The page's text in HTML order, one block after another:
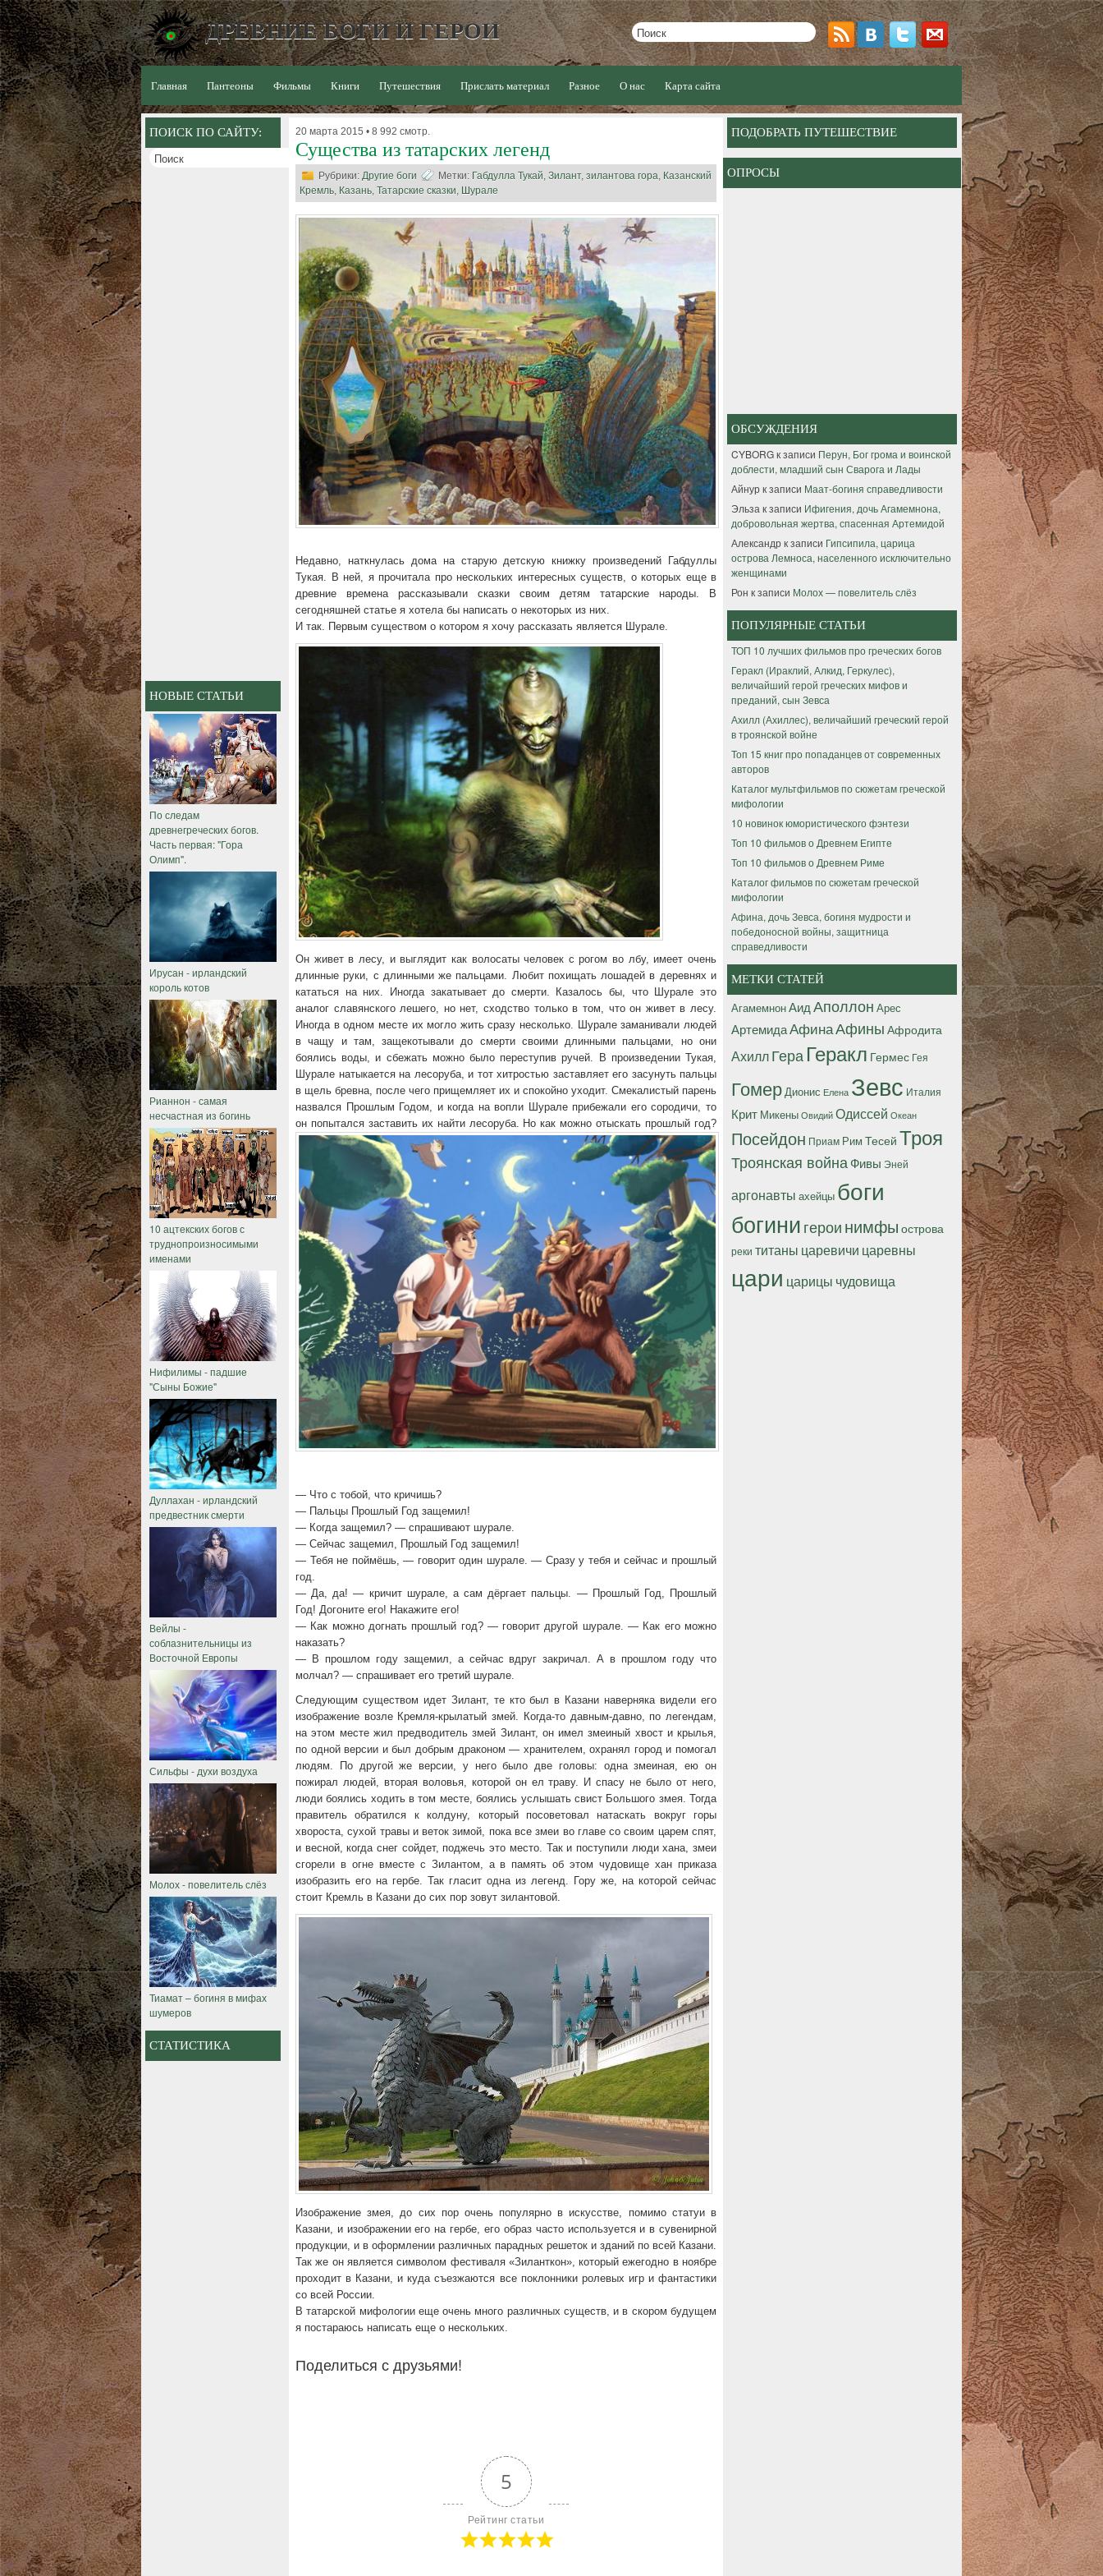
ДРЕВНИЕ БОГИ И ГЕРОИ
Главная Пантеоны Фильмы Книги Путешествия Прислать материал Разное О нас Карта сайта
ПОИСК ПО САЙТУ:
НОВЫЕ СТАТЬИ
По следам
древнегреческих богов.
Часть первая: "Гора
Олимп".
Ирусан - ирландский
король котов
Рианнон - самая
несчастная из богинь
10 ацтекских богов с
труднопроизносимыми
именами
Нифилимы - падшие
"Сыны Божие"
Дуллахан - ирландский
предвестник смерти
Вейлы -
соблазнительницы из
Восточной Европы
Сильфы - духи воздуха
Молох - повелитель слёз
Тиамат – богиня в мифах
шумеров
СТАТИСТИКА
20 марта 2015 • 8 992 смотр.
Существа из татарских легенд
Рубрики: Другие боги Метки: Габдулла Тукай, Зилант, зилантова гора, Казанский
Кремль, Казань, Татарские сказки, Шурале
Недавно, наткнулась дома на старую детскую книжку произведений Габдуллы
Тукая. В ней, я прочитала про нескольких интересных существ, о которых еще в
древние времена рассказывали сказки своим детям татарские народы. В
сегодняшней статье я хотела бы написать о некоторых из них.
И так. Первым существом о котором я хочу рассказать является Шурале.
Он живет в лесу, и выглядит как волосаты человек с рогом во лбу, имеет очень
длинные руки, с длинными же пальцами. Любит похищать лошадей в деревнях и
кататься на них. Иногда закатывает до смерти. Казалось бы, что Шурале это
аналог славянского лешего, но нет, сходство только в том, что он живет в лесу.
Иногда в одном месте их могло жить сразу несколько. Шурале заманивали людей
в чащу и там, защекотывали до смерти своими длинными пальцами, но они
боялись воды, и сбежать можно было переступив ручей. В произведении Тукая,
Шурале натыкается на лесоруба, и тот хитростью заставляет его засунуть пальцы
в щель бревна, после чего прищемляет их и спокойно уходит. Смекалистый парень
назвался Прошлым Годом, и когда на вопли Шурале прибежали его сородичи, то
он попытался заставить их найти лесоруба. Но как можно отыскать прошлый год?
— Что с тобой, что кричишь?
— Пальцы Прошлый Год защемил!
— Когда защемил? — спрашивают шурале.
— Сейчас защемил, Прошлый Год защемил!
— Тебя не поймёшь, — говорит один шурале. — Сразу у тебя и сейчас и прошлый
год.
— Да, да! — кричит шурале, а сам дёргает пальцы. — Прошлый Год, Прошлый
Год! Догоните его! Накажите его!
— Как можно догнать прошлый год? — говорит другой шурале. — Как его можно
наказать?
— В прошлом году защемил, а сейчас вдруг закричал. А в прошлом году что
молчал? — спрашивает его третий шурале.
Следующим существом идет Зилант, те кто был в Казани наверняка видели его
изображение возле Кремля-крылатый змей. Когда-то давным-давно, по легендам,
на этом месте жил предводитель змей Зилант, он имел змеиный хвост и крылья,
по одной версии и был добрым драконом — хранителем, охранял город и помогал
людям. По другой же версии, у него было две головы: одна змеиная, ею он
пожирал людей, вторая воловья, которой он ел траву. И спасу не было от него,
люди боялись ходить в том месте, боялись услышать свист Большого змея. Тогда
правитель обратился к колдуну, который посоветовал натаскать вокруг горы
хвороста, сухой травы и веток зимой, пока все змеи во главе со своим царем спят,
и весной, когда снег сойдет, поджечь это место. Так и поступили люди хана, змеи
сгорели в огне вместе с Зилантом, а в память об этом чудовище хан приказа
изобразить его на гербе. Так гласит одна из легенд. Гору же, на которой сейчас
стоит Кремль в Казани до сих пор зовут зилантовой.
Изображение змея, до сих пор очень популярно в искусстве, помимо статуи в
Казани, и изображении его на гербе, его образ часто используется и в сувенирной
продукции, и в оформлении различных парадных решеток и зданий по всей Казани.
Так же он является символом фестиваля «Зиланткон», который ежегодно в ноябре
проходит в Казани, и куда съезжаются все поклонники ролевых игр и фантастики
со всей России.
В татарской мифологии еще очень много различных существ, и в скором будущем
я постараюсь написать еще о нескольких.
Поделиться с друзьями!
5
Рейтинг статьи
ПОДОБРАТЬ ПУТЕШЕСТВИЕ
ОПРОСЫ
ОБСУЖДЕНИЯ
CYBORGк записи Перун, Бог грома и воинской
доблести, младший сын Сварога и Лады
Айнурк записи Маат-богиня справедливости
Эльза к записи Ифигения, дочь Агамемнона,
добровольная жертва, спасенная Артемидой
Александрк записи Гипсипила, царица
острова Лемноса, населенного исключительно
женщинами
Рон к записи Молох — повелитель слёз
ПОПУЛЯРНЫЕ СТАТЬИ
ТОП 10 лучших фильмов про греческих богов
Геракл (Ираклий, Алкид, Геркулес),
величайший герой греческих мифов и
преданий, сын Зевса
Ахилл (Ахиллес), величайший греческий герой
в троянской войне
Топ 15 книг про попаданцев от современных
авторов
Каталог мультфильмов по сюжетам греческой
мифологии
10 новинок юмористического фэнтези
Топ 10 фильмов о Древнем Египте
Топ 10 фильмов о Древнем Риме
Каталог фильмов по сюжетам греческой
мифологии
Афина, дочь Зевса, богиня мудрости и
победоносной войны, защитница
справедливости
МЕТКИ СТАТЕЙ
АгамемнонАидАполлон Арес
АртемидаАфинаАфины Афродита
АхиллГера Геракл Гермес Гея
ГомерДионис Елена Зевс Италия
Крит Микены Овидий Одиссей Океан
Посейдон Приам Рим Тесей Троя
Троянская войнаФивы Эней
аргонавты ахейцы боги
богинигероинимфы острова
реки титаны царевичи царевны
цари царицы чудовища